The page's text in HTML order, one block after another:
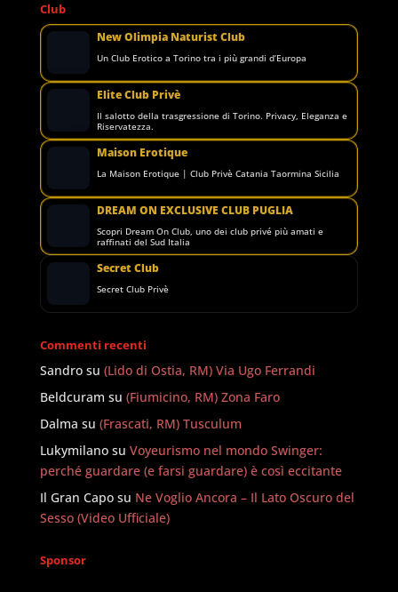
Club
New Olimpia Naturist Club
Un Club Erotico a Torino tra i più grandi d’Europa
Elite Club Privè
Il salotto della trasgressione di Torino. Privacy, Eleganza e
Riservatezza.
Maison Erotique
La Maison Erotique | Club Privè Catania Taormina Sicilia
DREAM ON EXCLUSIVE CLUB PUGLIA
Scopri Dream On Club, uno dei club privé più amati e
raffinati del Sud Italia
Secret Club
Secret Club Privè
Commenti recenti
Sandrosu (Lido di Ostia, RM) Via Ugo Ferrandi
Beldcuram su (Fiumicino, RM) Zona Faro
Dalma su (Frascati, RM) Tusculum
Lukymilanosu Voyeurismo nel mondo Swinger:
perché guardare (e farsi guardare) è così eccitante
Il Gran Caposu Ne Voglio Ancora – Il Lato Oscuro del
Sesso (Video Ufficiale)
Sponsor